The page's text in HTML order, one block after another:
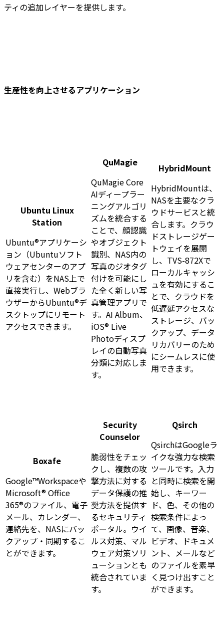
ティの追加レイヤーを提供します。
生産性を向上させるアプリケーション
Ubuntu Linux
Station
Ubuntu®アプリケーシ
ョン（Ubuntuソフト
ウェアセンターのアプ
リを含む）をNAS上で
直接実行し、Webブラ
ウザーからUbuntu®デ
スクトップにリモート
アクセスできます。
QuMagie
QuMagie Core
AIディープラー
ニングアルゴリ
ズムを統合する
ことで、顔認識
やオブジェクト
識別、NAS内の
写真のジオタグ
付けを可能にし
た全く新しい写
真管理アプリで
す。AI Album、
iOS® Live
Photoディスプ
レイの自動写真
分類に対応しま
す。
HybridMount
HybridMountは、
NASを主要なクラ
ウドサービスと統
合します。クラウ
ドストレージゲー
トウェイを展開
し、TVS-872Xで
ローカルキャッシ
ュを有効にするこ
とで、クラウドを
低遅延アクセスな
ストレージ、バッ
クアップ、データ
リカバリーのため
にシームレスに使
用できます。
Boxafe
Google™Workspaceや
Microsoft® Office
365®のファイル、電子
メール、カレンダー、
連絡先を、NASにバッ
クアップ・同期するこ
とができます。
Security
Counselor
脆弱性をチェッ
クし、複数の攻
撃方法に対する
データ保護の推
奨方法を提供す
るセキュリティ
ポータル。ウイ
ルス対策、マル
ウェア対策ソリ
ューションとも
統合されていま
す。
Qsirch
QsirchはGoogleラ
イクな強力な検索
ツールです。入力
と同時に検索を開
始し、キーワー
ド、色、その他の
検索条件によっ
て、画像、音楽、
ビデオ、ドキュメ
ント、メールなど
のファイルを素早
く見つけ出すこと
ができます。